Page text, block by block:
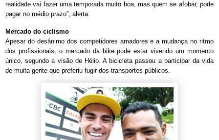
realidade vai fazer uma temporada muito boa, mas quem se afobar, pode
pagar no médio prazo”, alerta.
Mercado do ciclismo
Apesar do desânimo dos competidores amadores e a mudança no ritmo
dos profissionais, o mercado da bike pode estar vivendo um momento
único, segundo a visão de Hélio. A bicicleta passou a participar da vida
de muita gente que preferiu fugir dos transportes públicos.